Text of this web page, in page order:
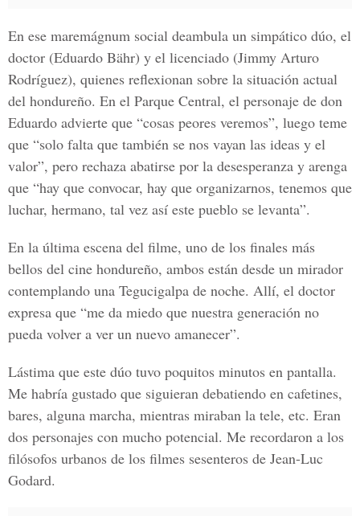
En ese maremágnum social deambula un simpático dúo, el
doctor (Eduardo Bähr) y el licenciado (Jimmy Arturo
Rodríguez), quienes reflexionan sobre la situación actual
del hondureño. En el Parque Central, el personaje de don
Eduardo advierte que “cosas peores veremos”, luego teme
que “solo falta que también se nos vayan las ideas y el
valor”, pero rechaza abatirse por la desesperanza y arenga
que “hay que convocar, hay que organizarnos, tenemos que
luchar, hermano, tal vez así este pueblo se levanta”.
En la última escena del filme, uno de los finales más
bellos del cine hondureño, ambos están desde un mirador
contemplando una Tegucigalpa de noche. Allí, el doctor
expresa que “me da miedo que nuestra generación no
pueda volver a ver un nuevo amanecer”.
Lástima que este dúo tuvo poquitos minutos en pantalla.
Me habría gustado que siguieran debatiendo en cafetines,
bares, alguna marcha, mientras miraban la tele, etc. Eran
dos personajes con mucho potencial. Me recordaron a los
filósofos urbanos de los filmes sesenteros de Jean-Luc
Godard.